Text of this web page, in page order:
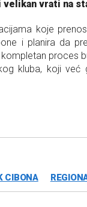
velikan vrati na
koje
i planira da
proces
kluba, koji
CIBONA